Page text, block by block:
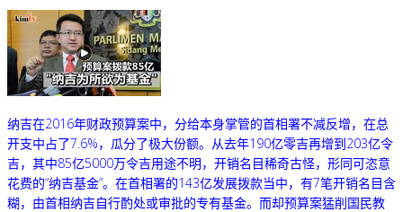
纳吉在2016年财政预算案中，分给本身掌管的首相署不减反增，在总
开支中占了7.6%，瓜分了极大份额。 从去年190亿零吉再增到203亿令
吉， 其中85亿5000万令吉用途不明，开销名目稀奇古怪，形同可恣意
花费的“纳吉基金”。在首相署的143亿发展拨款当中，有7笔开销名目含
糊， 由首相纳吉自行酌处或审批的专有基金。 而却预算案猛削国民教